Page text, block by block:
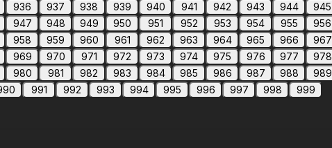
936
937 938 939 940 941 942 943 944
945
947
948 949 950 951 952 953 954 955
956
958
959 960 961 962 963 964 965 966
967
969
970 971 972 973 974 975 976 977
978
980
981 982 983 984 985 986 987 988
989
991 992 993 994 995 996 997 998 999